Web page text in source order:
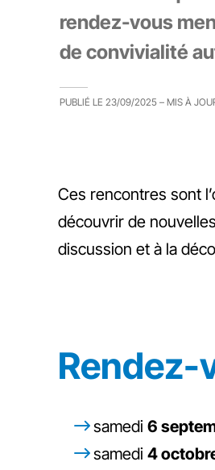
rendez-vous
de convivialité
PUBLIÉ LE 23/09/2025 – MIS À
Ces rencontres sont
découvrir de
discussion et à la
Rendez-
samedi 6
samedi 4